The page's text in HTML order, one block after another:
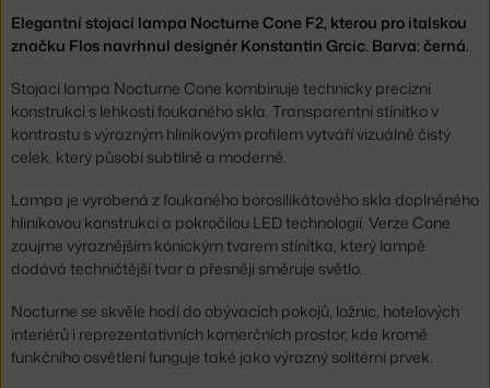
Elegantní stojací lampa Nocturne Cone F2, kterou pro italskou
značku Flos navrhnul designér Konstantin Grcic. Barva: černá.
Stojací lampa Nocturne Cone kombinuje technicky precizní
konstrukci s lehkostí foukaného skla. Transparentní stínítko v
kontrastu s výrazným hliníkovým profilem vytváří vizuálně čistý
celek, který působí subtilně a moderně.
Lampa je vyrobená z foukaného borosilikátového skla doplněného
hliníkovou konstrukcí a pokročilou LED technologií. Verze Cone
zaujme výraznějším kónickým tvarem stínítka, který lampě
dodává techničtější tvar a přesněji směruje světlo.
Nocturne se skvěle hodí do obývacích pokojů, ložnic, hotelových
interiérů i reprezentativních komerčních prostor, kde kromě
funkčního osvětlení funguje také jako výrazný solitérní prvek.